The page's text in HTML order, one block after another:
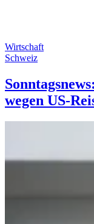
Wirtschaft
Schweiz
wegen US-